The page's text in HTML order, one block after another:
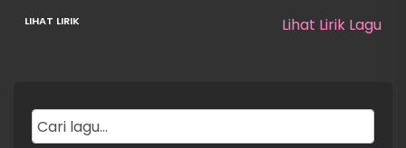
Lihat Lirik Lagu